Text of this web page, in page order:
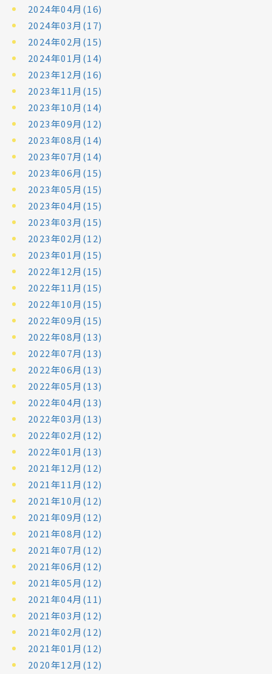
2024年04月(16)
2024年03月(17)
2024年02月(15)
2024年01月(14)
2023年12月(16)
2023年11月(15)
2023年10月(14)
2023年09月(12)
2023年08月(14)
2023年07月(14)
2023年06月(15)
2023年05月(15)
2023年04月(15)
2023年03月(15)
2023年02月(12)
2023年01月(15)
2022年12月(15)
2022年11月(15)
2022年10月(15)
2022年09月(15)
2022年08月(13)
2022年07月(13)
2022年06月(13)
2022年05月(13)
2022年04月(13)
2022年03月(13)
2022年02月(12)
2022年01月(13)
2021年12月(12)
2021年11月(12)
2021年10月(12)
2021年09月(12)
2021年08月(12)
2021年07月(12)
2021年06月(12)
2021年05月(12)
2021年04月(11)
2021年03月(12)
2021年02月(12)
2021年01月(12)
2020年12月(12)